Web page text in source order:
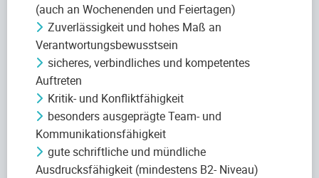
(auch an Wochenenden und Feiertagen)
Zuverlässigkeit und hohes Maß an
Verantwortungsbewusstsein
sicheres, verbindliches und kompetentes
Auftreten
Kritik- und Konfliktfähigkeit
besonders ausgeprägte Team- und
Kommunikationsfähigkeit
gute schriftliche und mündliche
Ausdrucksfähigkeit (mindestens B2- Niveau)